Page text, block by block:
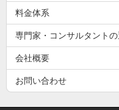
料金体系
専門家・コンサルタント
会社概要
お問い合わせ